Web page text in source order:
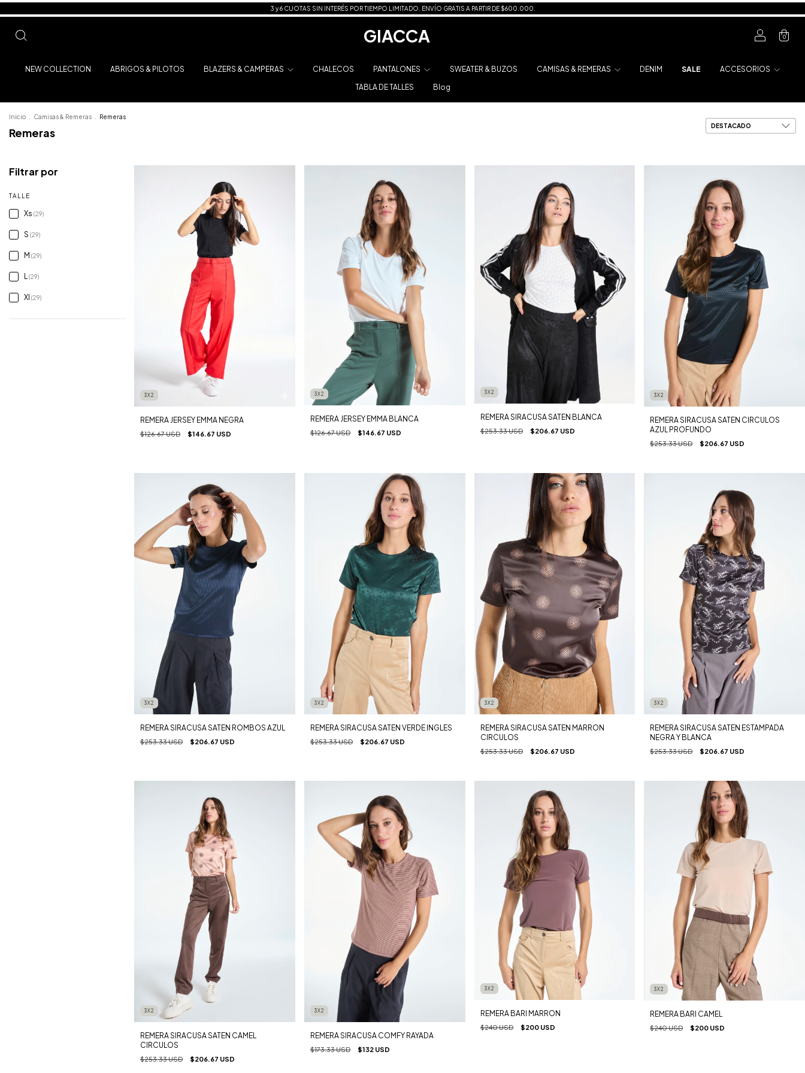
3 y 6 CUOTAS SIN INTERÉS POR TIEMPO LIMITADO. ENVÍO GRATIS A PARTIR DE $600.000.
GIACCA 0
NEW COLLECTION ABRIGOS & PILOTOS BLAZERS & CAMPERAS CHALECOS PANTALONES SWEATER & BUZOS CAMISAS & REMERAS DENIM SALE
ACCESORIOS
TABLA DE TALLES
Blog
Inicio Camisas & Remeras Remeras
Remeras
Filtrar por
TALLE
Xs (29)
S (29)
M (29)
L(29)
Xl (29)
3X2
REMERA JERSEY EMMA NEGRA
$126.67 USD $146.67 USD
3X2
REMERA JERSEY EMMA BLANCA
$126.67 USD $146.67 USD
3X2
REMERA SIRACUSA SATEN BLANCA
$253.33 USD $206.67 USD
3X2
REMERA SIRACUSA SATEN CIRCULOS
AZUL PROFUNDO
$253.33 USD $206.67 USD
3X2
REMERA SIRACUSA SATEN ROMBOS AZUL
$253.33 USD $206.67 USD
3X2
REMERA SIRACUSA SATEN VERDE INGLES
$253.33 USD $206.67 USD
3X2
REMERA SIRACUSA SATEN MARRON
CIRCULOS
$253.33 USD $206.67 USD
3X2
REMERA SIRACUSA SATEN ESTAMPADA
NEGRA Y BLANCA
$253.33 USD $206.67 USD
3X2
REMERA SIRACUSA SATEN CAMEL
CIRCULOS
$253.33 USD $206.67 USD
3X2
REMERA SIRACUSA COMFY RAYADA
$173.33 USD $132 USD
3X2
REMERA BARI MARRON
$240 USD $200 USD
3X2
REMERA BARI CAMEL
$240 USD $200 USD